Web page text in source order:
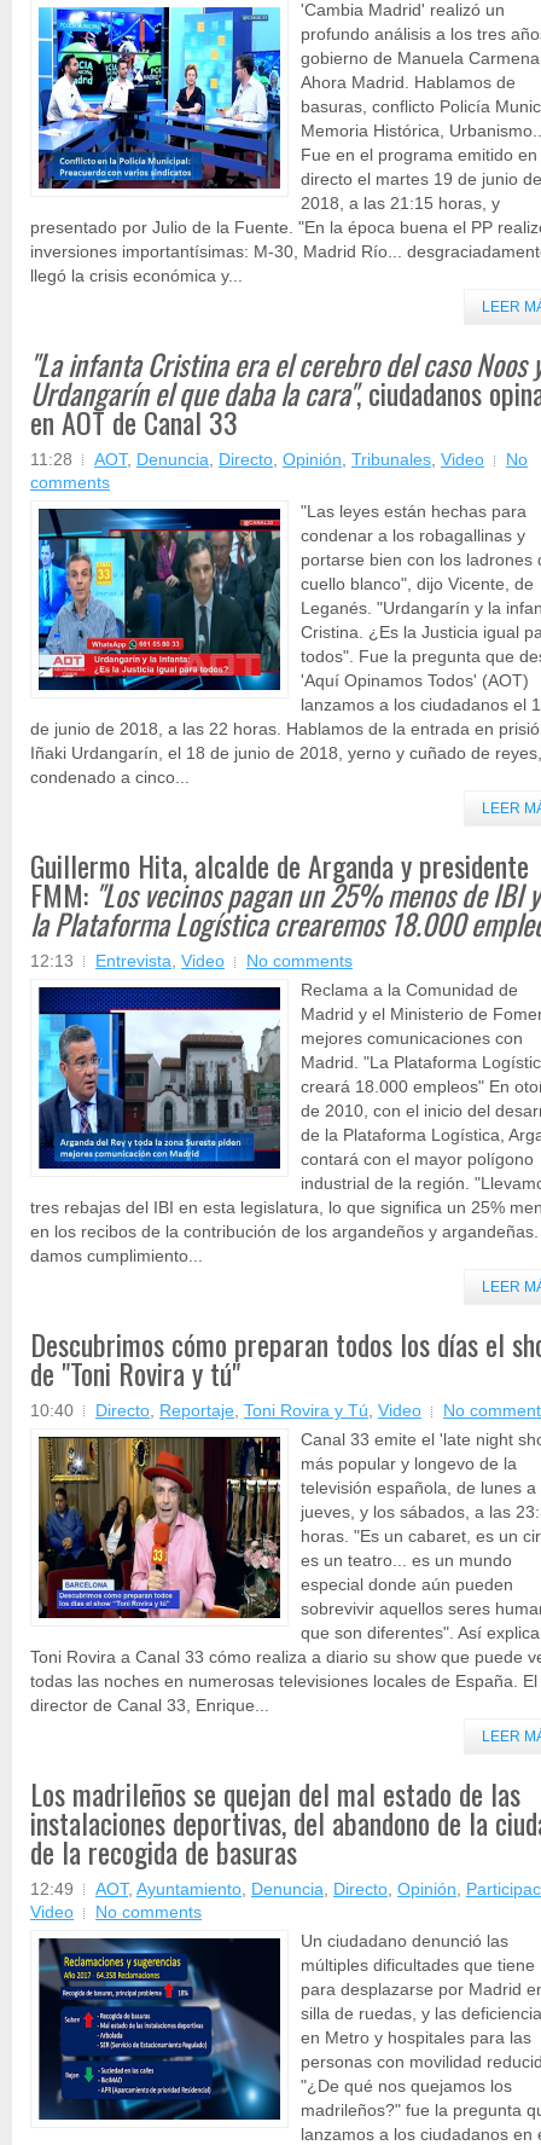
'Cambia Madrid' realizó un
profundo análisis a los tres
gobierno de Manuela
Ahora Madrid. Hablamos de
basuras, conflicto Policía
Memoria Histórica,
Fue en el programa emitido en
directo el martes 19 de junio de
2018, a las 21:15 horas, y
presentado por Julio de la Fuente. "En la época buena el PP
inversiones importantísimas: M-30, Madrid Río...
llegó la crisis económica y...
LEER
"La infanta Cristina era el cerebro del caso Noos
Urdangarín el que daba la cara", ciudadanos
en AOT de Canal 33
11:28 AOT, Denuncia, Directo, Opinión, Tribunales, Video
No
comments
"Las leyes están hechas para
condenar a los robagallinas y
portarse bien con los ladrones
cuello blanco", dijo Vicente, de
Leganés. "Urdangarín y la
Cristina. ¿Es la Justicia igual
todos". Fue la pregunta que
'Aquí Opinamos Todos' (AOT)
lanzamos a los ciudadanos el
de junio de 2018, a las 22 horas. Hablamos de la entrada en
Iñaki Urdangarín, el 18 de junio de 2018, yerno y cuñado de reyes,
condenado a cinco...
LEER
Guillermo Hita, alcalde de Arganda y presidente
FMM: "Los vecinos pagan un 25% menos de IBI
la Plataforma Logística crearemos 18.000
12:13 Entrevista, Video
No comments
Reclama a la Comunidad de
Madrid y el Ministerio de
mejores comunicaciones con
Madrid. "La Plataforma
creará 18.000 empleos" En
de 2010, con el inicio del
de la Plataforma Logística,
contará con el mayor polígono
industrial de la región.
tres rebajas del IBI en esta legislatura, lo que significa un 25%
en los recibos de la contribución de los argandeños y argandeñas.
damos cumplimiento...
LEER
Descubrimos cómo preparan todos los días el
de "Toni Rovira y tú"
10:40 Directo, Reportaje, Toni Rovira y Tú, Video
No
Canal 33 emite el 'late night
más popular y longevo de la
televisión española, de lunes a
jueves, y los sábados, a las
horas. "Es un cabaret, es un
es un teatro... es un mundo
especial donde aún pueden
sobrevivir aquellos seres
que son diferentes". Así explica
Toni Rovira a Canal 33 cómo realiza a diario su show que puede
todas las noches en numerosas televisiones locales de España. El
director de Canal 33, Enrique...
LEER
Los madrileños se quejan del mal estado de las
instalaciones deportivas, del abandono de la
de la recogida de basuras
12:49 AOT, Ayuntamiento, Denuncia, Directo, Opinión,
Video
No comments
Un ciudadano denunció las
múltiples dificultades que tiene
para desplazarse por Madrid
silla de ruedas, y las
en Metro y hospitales para las
personas con movilidad
"¿De qué nos quejamos los
madrileños?" fue la pregunta
lanzamos a los ciudadanos en